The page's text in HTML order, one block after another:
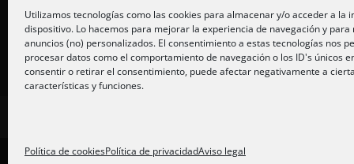
Utilizamos tecnologías como las cookies para almacenar y/o acceder a la
dispositivo. Lo hacemos para mejorar la experiencia de navegación y
anuncios (no) personalizados. El consentimiento a estas tecnologías nos
procesar datos como el comportamiento de navegación o los ID's únicos
consentir o retirar el consentimiento, puede afectar negativamente a
características y funciones.
Política de cookiesPolítica de privacidadAviso legal
Placas solares Murcia
Placas solares San Juan
DiseñoPC64| HostingDonCloud